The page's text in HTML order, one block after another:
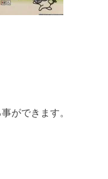
ができます。